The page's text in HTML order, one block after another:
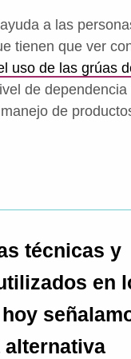
a las
tienen que ver
uso de las grúas
de
de
técnicas y
en
alternativa